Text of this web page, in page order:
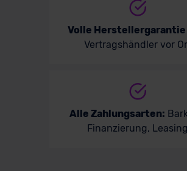
Volle Herstellergarantie
Vertragshändler vor
Alle Zahlungsarten:
Finanzierung, Leasing